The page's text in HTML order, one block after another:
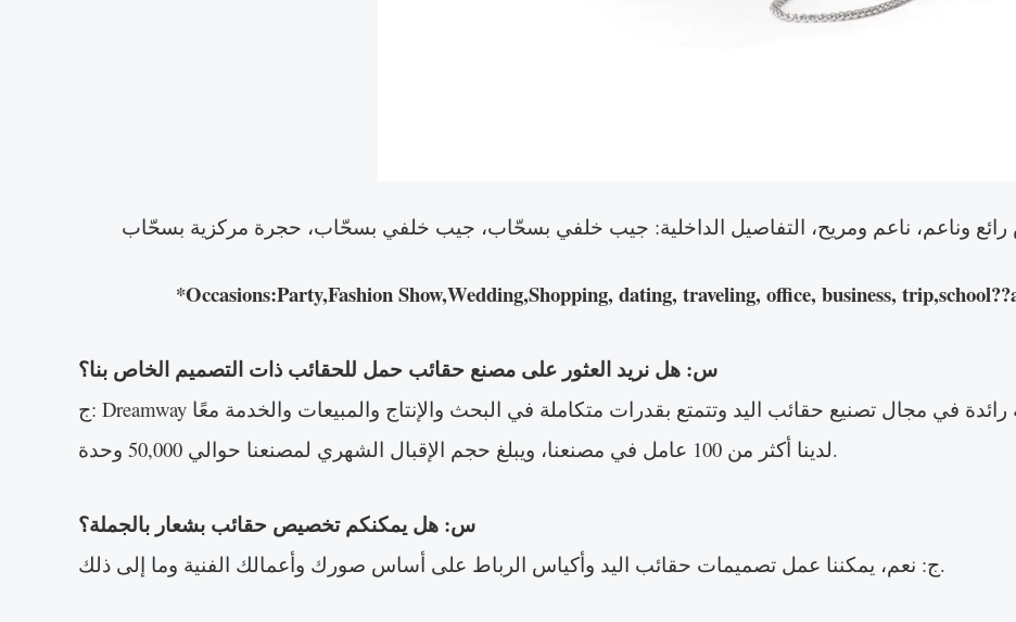
*Occasions:Party,Fashion Show,Wedding,Shopping, dating, traveling, office, business,
س: هل نريد العثور على مصنع حقائب حمل للحقائب ذات التصميم الخاص بنا؟
لدينا أكثر من 100 عامل في مصنعنا، ويبلغ حجم الإقبال الشهري لمصنعنا حوالي 50,000 وحدة.
س: هل يمكنكم تخصيص حقائب بشعار بالجملة؟
ج: نعم، يمكننا عمل تصميمات حقائب اليد وأكياس الرباط على أساس صورك وأعمالك الفنية وما إلى ذلك.